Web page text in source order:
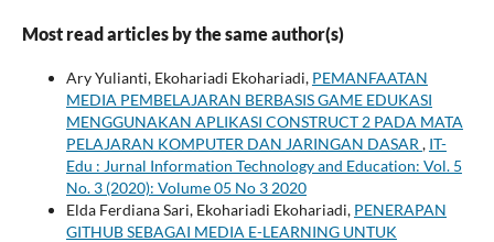
Most read articles by the same author(s)
Ary Yulianti, Ekohariadi Ekohariadi, PEMANFAATAN
MEDIA PEMBELAJARAN BERBASIS GAME EDUKASI
MENGGUNAKAN APLIKASI CONSTRUCT 2 PADA MATA
PELAJARAN KOMPUTER DAN JARINGAN DASAR , IT-
Edu : Jurnal Information Technology and Education: Vol. 5
No. 3 (2020): Volume 05 No 3 2020
Elda Ferdiana Sari, Ekohariadi Ekohariadi, PENERAPAN
GITHUB SEBAGAI MEDIA E-LEARNING UNTUK